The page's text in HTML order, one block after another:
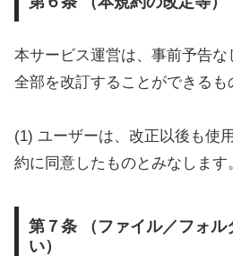
本サービス運営は、事前予告
全部を改訂することができるも
(1) ユーザーは、改正以後も使
約に同意したものとみなします
第７条 （ファイル／フォル
い）